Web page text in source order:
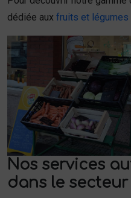
dédiée aux fruits et légumes
Nos services
dans le